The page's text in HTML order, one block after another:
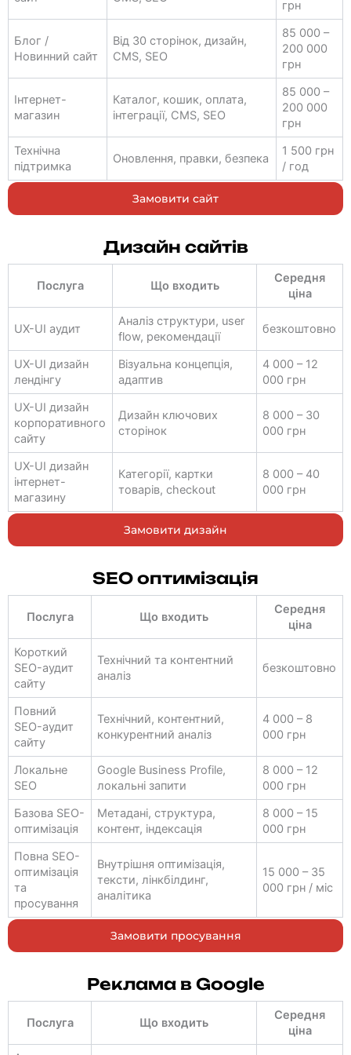
грн
Блог /
Новинний сайт
Від 30 сторінок, дизайн,
CMS, SEO
85 000 –
200 000
грн
Інтернет-
магазин
Каталог, кошик, оплата,
інтеграції, CMS, SEO
85 000 –
200 000
грн
Технічна
підтримка
Оновлення, правки, безпека
1 500 грн
/ год
Замовити сайт
Дизайн сайтів
Послуга Що входить
Середня
ціна
UX-UI аудит
Аналіз структури, user
flow, рекомендації
безкоштовно
UX-UI дизайн
лендінгу
Візуальна концепція,
адаптив
4 000 – 12
000 грн
UX-UI дизайн
корпоративного
сайту
Дизайн ключових
сторінок
8 000 – 30
000 грн
UX-UI дизайн
інтернет-
магазину
Категорії, картки
товарів, checkout
8 000 – 40
000 грн
Замовити дизайн
SEO оптимізація
Послуга Що входить
Середня
ціна
Короткий
SEO-аудит
сайту
Технічний та контентний
аналіз
безкоштовно
Повний
SEO-аудит
сайту
Технічний, контентний,
конкурентний аналіз
4 000 – 8
000 грн
Локальне
SEO
Google Business Profile,
локальні запити
8 000 – 12
000 грн
Базова SEO-
оптимізація
Метадані, структура,
контент, індексація
8 000 – 15
000 грн
Повна SEO-
оптимізація
та
просування
Внутрішня оптимізація,
тексти, лінкбілдинг,
аналітика
15 000 – 35
000 грн / міс
Замовити просування
Реклама в Google
Послуга Що входить
Середня
ціна